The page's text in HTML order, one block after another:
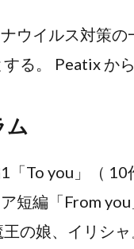
ウイルス対策の
る。 Peatix か
ム
「To you」（ 10
短編「From
の娘、イリシ